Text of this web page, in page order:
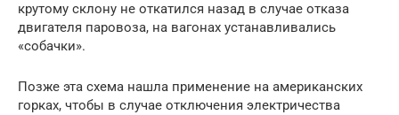
крутому склону не откатился назад в случае отказа
двигателя паровоза, на вагонах устанавливались
«собачки».
Позже эта схема нашла применение на американских
горках, чтобы в случае отключения электричества